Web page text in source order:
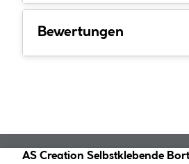
Bewertungen
AS Creation Selbstklebende